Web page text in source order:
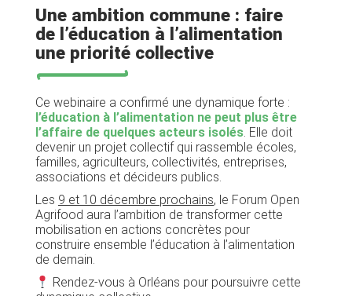
Une ambition commune : faire
de l’éducation à l’alimentation
une priorité collective
Ce webinaire a confirmé une dynamique forte :
l’éducation à l’alimentation ne peut plus être
l’affaire de quelques acteurs isolés. Elle doit
devenir un projet collectif qui rassemble écoles,
familles, agriculteurs, collectivités, entreprises,
associations et décideurs publics.
Les 9 et 10 décembre prochains, le Forum Open
Agrifood aura l’ambition de transformer cette
mobilisation en actions concrètes pour
construire ensemble l’éducation à l’alimentation
de demain.
Rendez-vous à Orléans pour poursuivre cette